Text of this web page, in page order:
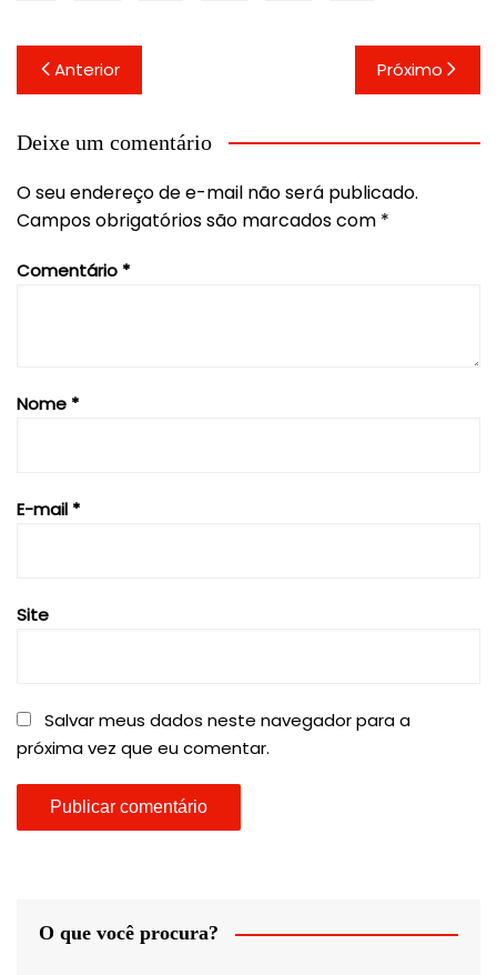
Navegação
de
Post
Anterior Próximo
Deixe um comentário
O seu endereço de e-mail não será publicado.
Campos obrigatórios são marcados com *
Comentário *
Nome *
E-mail *
Site
Salvar meus dados neste navegador para a
próxima vez que eu comentar.
O que você procura?